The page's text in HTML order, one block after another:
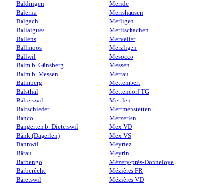
Baldingen
Balerna
Balgach
Ballaigues
Ballens
Ballmoos
Ballwil
Balm b. Günsberg
Balm b. Messen
Balmberg
Balsthal
Balterswil
Baltschieder
Banco
Bangerten b. Dieterswil
Bänk (Dägerlen)
Bannwil
Bärau
Barbengo
Barberêche
Bäretswil
Meride
Merishausen
Merligen
Merlischachen
Mervelier
Merzligen
Mesocco
Messen
Mettau
Mettembert
Mettendorf TG
Mettlen
Mettmenstetten
Metzerlen
Mex VD
Mex VS
Meyriez
Meyrin
Mézery-près-Donneloye
Mézières FR
Mézières VD